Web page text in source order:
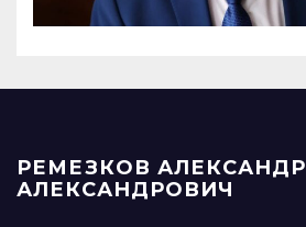
РЕМЕЗКОВ АЛЕКСАНДР
АЛЕКСАНДРОВИЧ